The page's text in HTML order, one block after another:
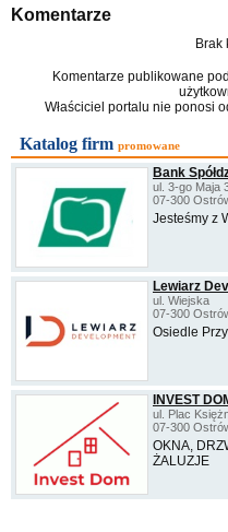
Komentarze
Brak
Komentarze publikowane
Właściciel portalu nie ponosi
Katalog firm promowane
Bank
ul. 3-go Maja
07-300
Jesteśmy z
Lewiarz
ul. Wiejska
07-300
Osiedle
INVEST
ul. Plac
07-300
OKNA,
ŻALUZJE